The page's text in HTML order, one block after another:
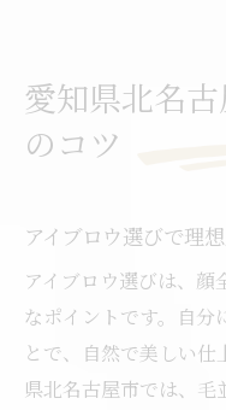
愛知県北名
のコツ
アイブロウ選びで理
アイブロウ選びは、
なポイントです。自分
とで、自然で美しい
県北名古屋市では、毛